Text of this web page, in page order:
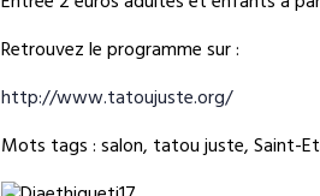
Retrouvez le programme sur :
http://www.tatoujuste.org/
Mots tags : salon, tatou juste, Saint-